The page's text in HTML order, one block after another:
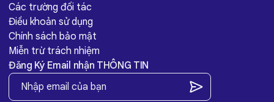
Các trường đối tác
Điều khoản sử dụng
Chính sách bảo mật
Miễn trừ trách nhiệm
Đăng Ký Email nhận THÔNG TIN